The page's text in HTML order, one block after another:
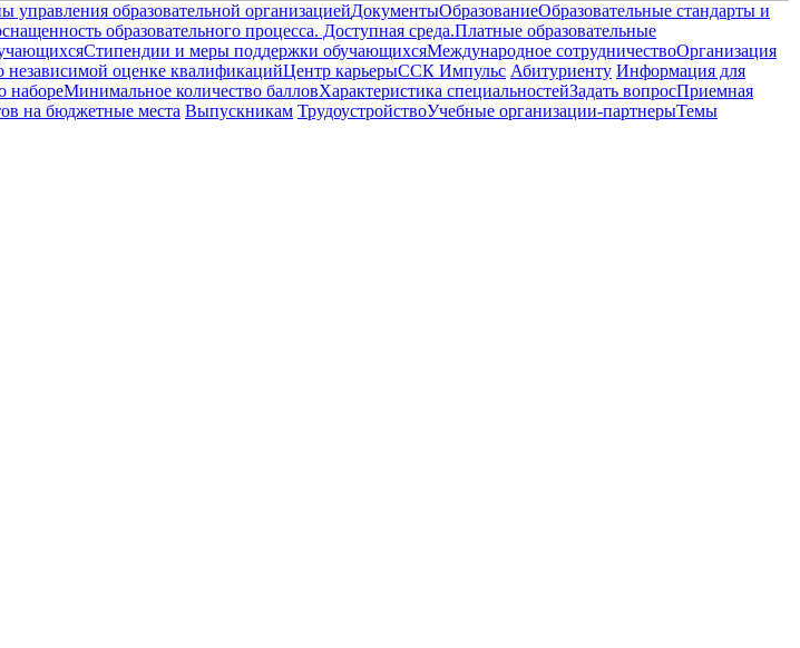
управления образовательной организациейДокументыОбразованиеОбразовательные стандарты и
образовательного процесса. Доступная среда.Платные образовательные
Стипендии и меры поддержки обучающихсяМеждународное сотрудничествоОрганизация
независимой оценке квалификацийЦентр карьерыССК Импульс Абитуриенту Информация для
набореМинимальное количество балловХарактеристика специальностейЗадать вопросПриемная
на бюджетные места Выпускникам ТрудоустройствоУчебные организации-партнерыТемы